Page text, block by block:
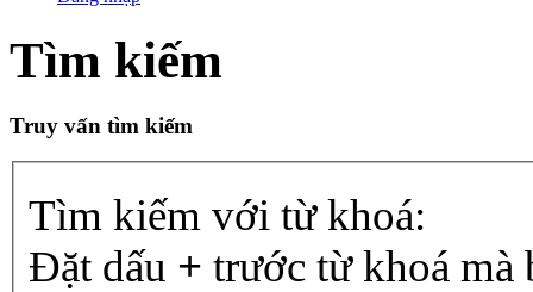
Tìm kiếm
Truy vấn tìm kiếm
Tìm kiếm với từ khoá:
Đặt dấu + trước từ khoá mà